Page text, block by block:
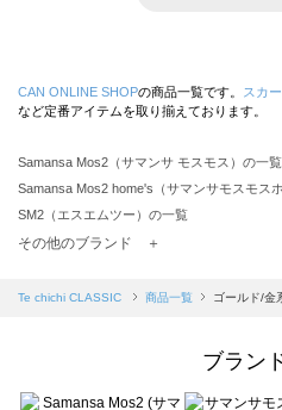
CAN ONLINE SHOPの商品一覧です。 スカー
など定番アイテムを取り揃えております。
Samansa Mos2（サマンサ モスモス）の一覧
Samansa Mos2 home's（サマンサモスモス
SM2（エスエムツー）の一覧
TSUHARU by Samansa Mos2（ツハルバイ
Samansa Mos2 blue（サマンサモスモス ブル
Te chichi（テチチ）の一覧
その他のブランド ＋
Te chichi CLASSIC 商品一覧 ゴールド/金
ブラン